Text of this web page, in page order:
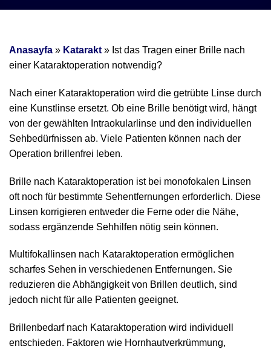
Anasayfa » Katarakt » Ist das Tragen einer Brille nach
einer Kataraktoperation notwendig?
Nach einer Kataraktoperation wird die getrübte Linse durch
eine Kunstlinse ersetzt. Ob eine Brille benötigt wird, hängt
von der gewählten Intraokularlinse und den individuellen
Sehbedürfnissen ab. Viele Patienten können nach der
Operation brillenfrei leben.
Brille nach Kataraktoperation ist bei monofokalen Linsen
oft noch für bestimmte Sehentfernungen erforderlich. Diese
Linsen korrigieren entweder die Ferne oder die Nähe,
sodass ergänzende Sehhilfen nötig sein können.
Multifokallinsen nach Kataraktoperation ermöglichen
scharfes Sehen in verschiedenen Entfernungen. Sie
reduzieren die Abhängigkeit von Brillen deutlich, sind
jedoch nicht für alle Patienten geeignet.
Brillenbedarf nach Kataraktoperation wird individuell
entschieden. Faktoren wie Hornhautverkrümmung,